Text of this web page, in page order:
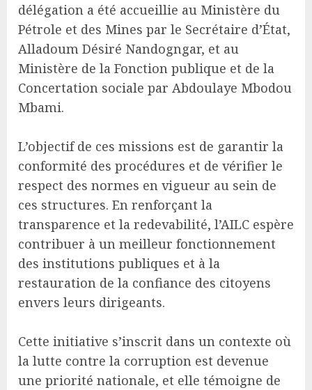
délégation a été accueillie au Ministère du
Pétrole et des Mines par le Secrétaire d’État,
Alladoum Désiré Nandogngar, et au
Ministère de la Fonction publique et de la
Concertation sociale par Abdoulaye Mbodou
Mbami.
L’objectif de ces missions est de garantir la
conformité des procédures et de vérifier le
respect des normes en vigueur au sein de
ces structures. En renforçant la
transparence et la redevabilité, l’AILC espère
contribuer à un meilleur fonctionnement
des institutions publiques et à la
restauration de la confiance des citoyens
envers leurs dirigeants.
Cette initiative s’inscrit dans un contexte où
la lutte contre la corruption est devenue
une priorité nationale, et elle témoigne de